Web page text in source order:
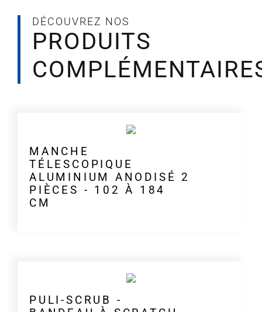
DÉCOUVREZ NOS
PRODUITS
MANCHE
TÉLESCOPIQUE
ALUMINIUM ANODISÉ 2
PIÈCES - 102 À 184
CM
PULI-SCRUB -